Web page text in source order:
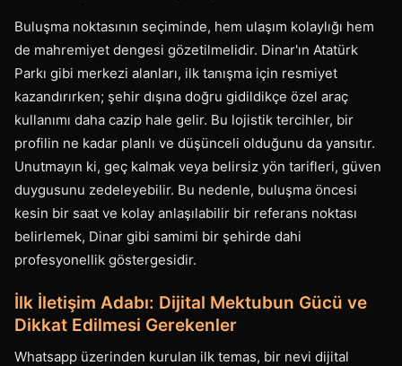
Buluşma noktasının seçiminde, hem ulaşım kolaylığı hem
de mahremiyet dengesi gözetilmelidir. Dinar'ın Atatürk
Parkı gibi merkezi alanları, ilk tanışma için resmiyet
kazandırırken; şehir dışına doğru gidildikçe özel araç
kullanımı daha cazip hale gelir. Bu lojistik tercihler, bir
profilin ne kadar planlı ve düşünceli olduğunu da yansıtır.
Unutmayın ki, geç kalmak veya belirsiz yön tarifleri, güven
duygusunu zedeleyebilir. Bu nedenle, buluşma öncesi
kesin bir saat ve kolay anlaşılabilir bir referans noktası
belirlemek, Dinar gibi samimi bir şehirde dahi
profesyonellik göstergesidir.
İlk İletişim Adabı: Dijital Mektubun Gücü ve
Dikkat Edilmesi Gerekenler
Whatsapp üzerinden kurulan ilk temas, bir nevi dijital